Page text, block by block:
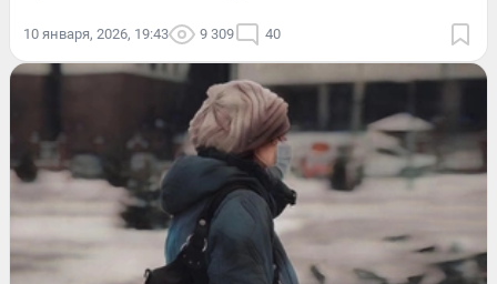
10 января, 2026, 19:43 9 309 40